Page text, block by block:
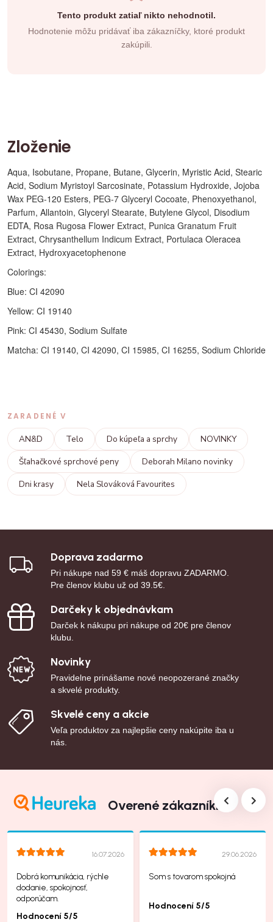
Tento produkt zatiaľ nikto nehodnotil.
Hodnotenie môžu pridávať iba zákazníčky, ktoré produkt
zakúpili.
Zloženie
Aqua, Isobutane, Propane, Butane, Glycerin, Myristic Acid, Stearic
Acid, Sodium Myristoyl Sarcosinate, Potassium Hydroxide, Jojoba
Wax PEG-120 Esters, PEG-7 Glyceryl Cocoate, Phenoxyethanol,
Parfum, Allantoin, Glyceryl Stearate, Butylene Glycol, Disodium
EDTA, Rosa Rugosa Flower Extract, Punica Granatum Fruit
Extract, Chrysanthellum Indicum Extract, Portulaca Oleracea
Extract, Hydroxyacetophenone
Colorings:
Blue: CI 42090
Yellow: CI 19140
Pink: CI 45430, Sodium Sulfate
Matcha: CI 19140, CI 42090, CI 15985, CI 16255, Sodium Chloride
ZARADENÉ V
AN&D Telo Do kúpeľa a sprchy
NOVINKY
Šľahačkové sprchové peny
Deborah Milano novinky
Dni krasy
Nela Slováková Favourites
Doprava zadarmo
Pri nákupe nad 59 € máš dopravu ZADARMO.
Pre členov klubu už od 39.5€.
Darčeky k objednávkam
Darček k nákupu pri nákupe od 20€ pre členov
klubu.
Novinky
Pravidelne prinášame nové neopozerané značky
a skvelé produkty.
Skvelé ceny a akcie
Veľa produktov za najlepšie ceny nakúpite iba u
nás.
Overené zákazníkmi
16.07.2026
Dobrá komunikácia, rýchle
dodanie, spokojnosť,
odporúčam.
Hodnocení 5/5
29.06.2026
Som s tovarom spokojná
Hodnocení 5/5